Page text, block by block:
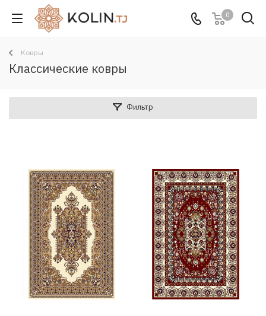
0
Ковры
Классические ковры
Фильтр